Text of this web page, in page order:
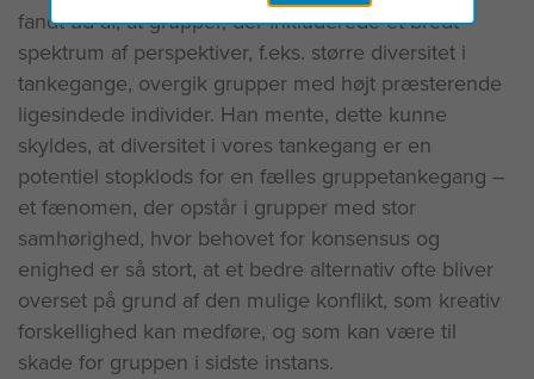
fandt ud af, at grupper, der inkluderede et bredt
spektrum af perspektiver, f.eks. større diversitet i
tankegange, overgik grupper med højt præsterende
ligesindede individer. Han mente, dette kunne
skyldes, at diversitet i vores tankegang er en
potentiel stopklods for en fælles gruppetankegang –
et fænomen, der opstår i grupper med stor
samhørighed, hvor behovet for konsensus og
enighed er så stort, at et bedre alternativ ofte bliver
overset på grund af den mulige konflikt, som kreativ
forskellighed kan medføre, og som kan være til
skade for gruppen i sidste instans.